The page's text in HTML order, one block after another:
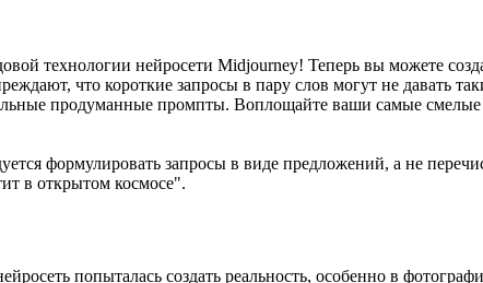
технологии нейросети Midjourney! Теперь вы можете
что короткие запросы в пару слов могут не давать
продуманные промпты. Воплощайте ваши самые
формулировать запросы в виде предложений, а не
в открытом космосе".
попыталась создать реальность, особенно в